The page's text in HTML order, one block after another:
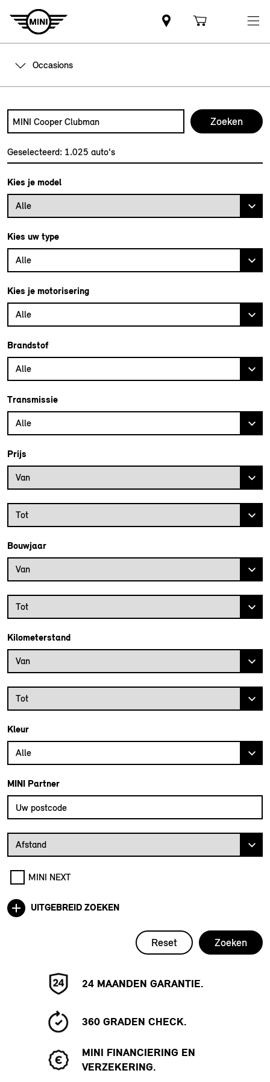
Occasions
Zoek naar een automodel, bijvoorbeeld MINI Cooper
Geselecteerd: 1.025 auto's
Kies je model
Alle
Kies uw type
Alle
Kies je motorisering
Alle
Brandstof
Alle
Transmissie
Alle
Prijs
Prijs vanaf
Van
Prijs tot
Tot
Bouwjaar
Bouwjaar vanaf
Van
Bouwjaar tot
Tot
Kilometerstand
Kilometerstand vanaf
Van
Kilometerstand tot
Tot
Kleur
Alle
MINI Partner
Vul uw postcode in om de dichtstbijzijnde MINI dealer te vinden
Afstand van uw postcode tot de MINI Dealer
Afstand
MINI NEXT
UITGEBREID ZOEKEN
Zoeken
Reset
24 MAANDEN GARANTIE.
360 GRADEN CHECK.
MINI FINANCIERING EN
VERZEKERING.